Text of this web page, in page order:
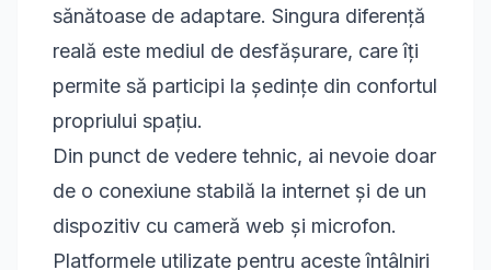
sănătoase de adaptare. Singura diferență
reală este mediul de desfășurare, care îți
permite să participi la ședințe din confortul
propriului spațiu.
Din punct de vedere tehnic, ai nevoie doar
de o conexiune stabilă la internet și de un
dispozitiv cu cameră web și microfon.
Platformele utilizate pentru aceste întâlniri